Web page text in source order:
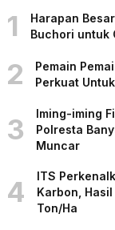
1
Harapan
Buchori untuk
2
Pemain
Perkuat
3
Iming-iming
Polresta
Muncar
4
ITS
Karbon,
Ton/Ha